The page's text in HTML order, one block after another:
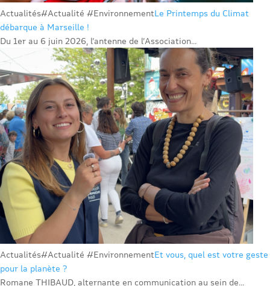
Actualités#Actualité #EnvironnementLe Printemps du Climat
débarque à Marseille !
Du 1er au 6 juin 2026, l’antenne de l’Association...
Actualités#Actualité #EnvironnementEt vous, quel est votre geste
pour la planète ?
Romane THIBAUD, alternante en communication au sein de...